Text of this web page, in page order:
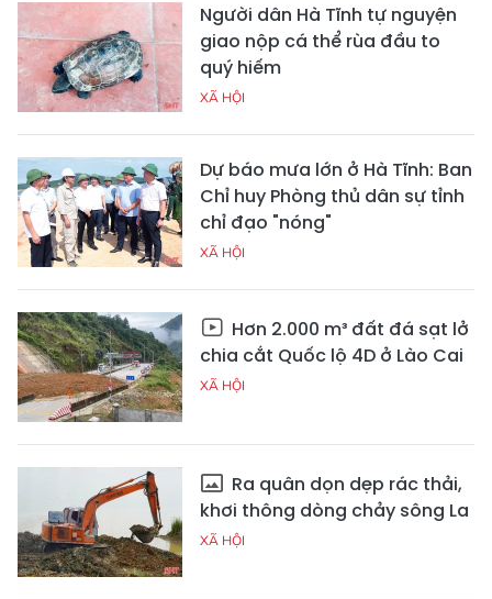
Người dân Hà Tĩnh tự nguyện
giao nộp cá thể rùa đầu to
quý hiếm
XÃ HỘI
Dự báo mưa lớn ở Hà Tĩnh: Ban
Chỉ huy Phòng thủ dân sự tỉnh
chỉ đạo "nóng"
XÃ HỘI
Hơn 2.000 m³ đất đá sạt lở
chia cắt Quốc lộ 4D ở Lào Cai
XÃ HỘI
Ra quân dọn dẹp rác thải,
khơi thông dòng chảy sông La
XÃ HỘI